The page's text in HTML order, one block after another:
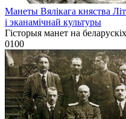
Манеты Вялікага княства
і эканамічнай культуры
Гісторыя манет на
0100